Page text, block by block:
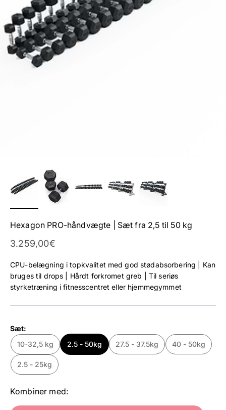
Hexagon PRO-håndvægte | Sæt fra 2,5 til 50 kg
Tilbud
3.259,00€
CPU-belægning i topkvalitet med god stødabsorbering | Kan
bruges til drops | Hårdt forkromet greb | Til seriøs
styrketræning i fitnesscentret eller hjemmegymmet
Sæt:
10-32,5 kg
2.5 - 50kg 27.5 - 37.5kg 40 - 50kg
2.5 - 25kg
Kombiner med: